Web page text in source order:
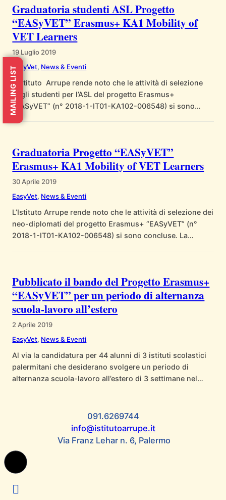
Ferrara”, IPSSEOA “Pietro Piazza”, e con il Centro Astalli…
Graduatoria studenti ASL Progetto
“EASyVET” Erasmus+ KA1 Mobility of
VET Learners
19 Luglio 2019
EasyVet, News & Eventi
L’Istituto Arrupe rende noto che le attività di selezione
degli studenti per l’ASL del progetto Erasmus+
“EASyVET” (n° 2018-1-IT01-KA102-006548) si sono
concluse. La selezione si è svolta in base ai criteri
http://istitutoarrupe.live-website.com/ ). Di seguito è
possibile…
Graduatoria Progetto “EASyVET”
Erasmus+ KA1 Mobility of VET Learners
30 Aprile 2019
EasyVet, News & Eventi
L’Istituto Arrupe rende noto che le attività di selezione dei
neo-diplomati del progetto Erasmus+ “EASyVET” (n°
2018-1-IT01-KA102-006548) si sono concluse. La
possibile scaricare i file: Graduatoria I…
Pubblicato il bando del Progetto Erasmus+
“EASyVET” per un periodo di alternanza
scuola-lavoro all’estero
2 Aprile 2019
EasyVet, News & Eventi
Al via la candidatura per 44 alunni di 3 istituti scolastici
palermitani che desiderano svolgere un periodo di
alternanza scuola-lavoro all’estero di 3 settimane nel
di Formazione Politica “Pedro Arrupe” in consorzio con le
scuole palermitane IPSSAR “Paolo Borsellino”, IISS
“Francesco…
091.6269744
info@istitutoarrupe.it
Via Franz Lehar n. 6, Palermo
MAILING LIST